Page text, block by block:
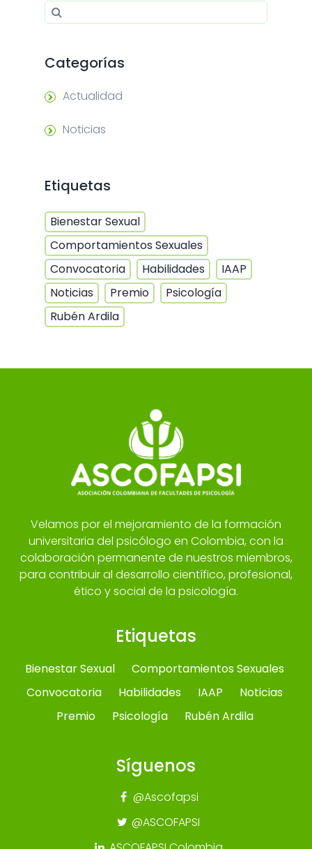
Search for:
Categorías
Actualidad
Noticias
Etiquetas
Bienestar Sexual
Comportamientos Sexuales
Convocatoria
Habilidades
IAAP
Noticias
Premio
Psicología
Rubén Ardila
Velamos por el mejoramiento de la formación
universitaria del psicólogo en Colombia, con la
colaboración permanente de nuestros miembros,
para contribuir al desarrollo científico, profesional,
ético y social de la psicología.
Etiquetas
Bienestar Sexual
Comportamientos Sexuales
Convocatoria
Habilidades IAAP
Noticias
Premio
Psicología Rubén Ardila
Síguenos
@Ascofapsi
@ASCOFAPSI